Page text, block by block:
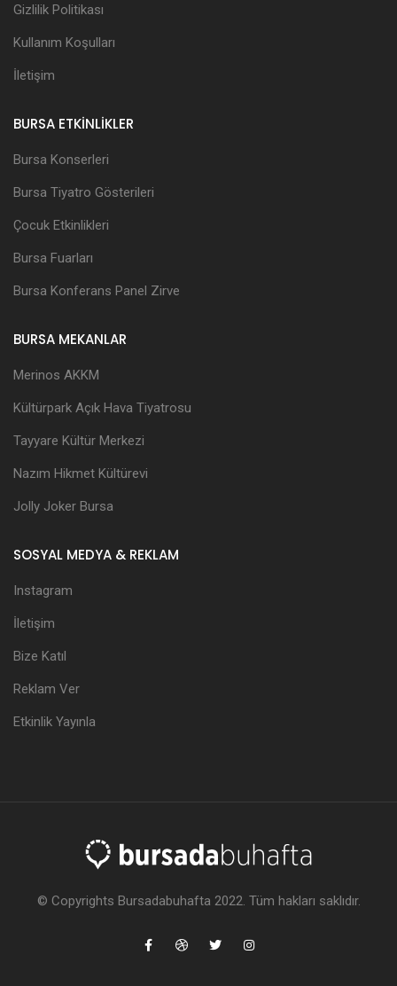
Gizlilik Politikası
Kullanım Koşulları
İletişim
BURSA ETKİNLİKLER
Bursa Konserleri
Bursa Tiyatro Gösterileri
Çocuk Etkinlikleri
Bursa Fuarları
Bursa Konferans Panel Zirve
BURSA MEKANLAR
Merinos AKKM
Kültürpark Açık Hava Tiyatrosu
Tayyare Kültür Merkezi
Nazım Hikmet Kültürevi
Jolly Joker Bursa
SOSYAL MEDYA & REKLAM
Instagram
İletişim
Bize Katıl
Reklam Ver
Etkinlik Yayınla
© Copyrights Bursadabuhafta 2022. Tüm hakları saklıdır.